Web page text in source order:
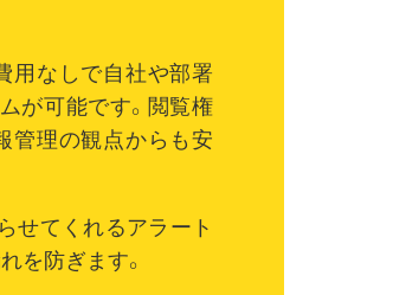
用なしで自社や部署
が可能です。閲覧権
管理の観点からも安
せてくれるアラート
を防ぎます。